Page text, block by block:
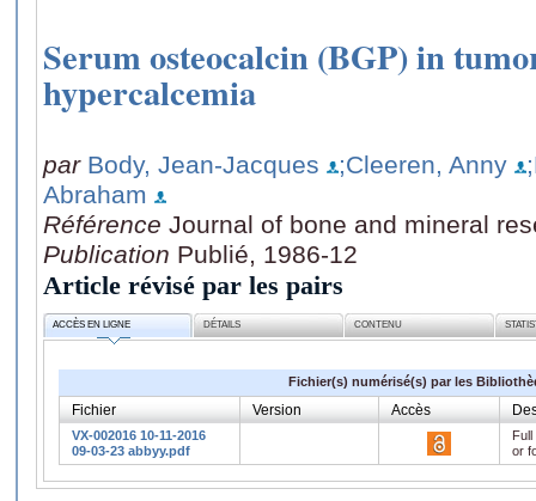
Serum osteocalcin (BGP) in
hypercalcemia
par Body, Jean-Jacques ;Cleeren, Anny
Abraham
Référence Journal of bone and mineral
Publication Publié, 1986-12
Article révisé par les pairs
ACCÈS EN LIGNE DÉTAILS CONTENU
Fichier(s) numérisé(s) par les
Fichier Version Accès
VX-002016 10-11-2016
09-03-23 abbyy.pdf
or